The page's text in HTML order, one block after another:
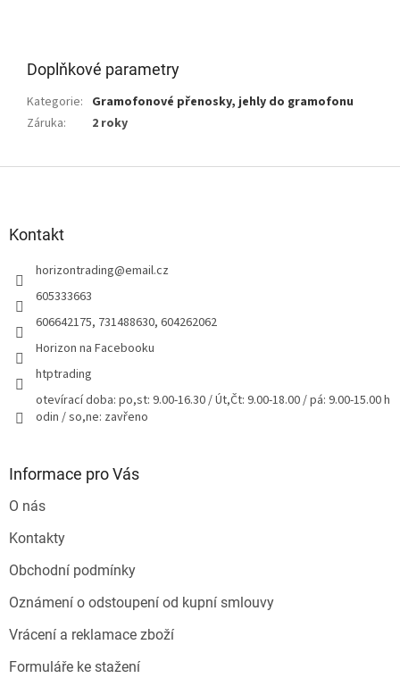
Doplňkové parametry
Kategorie: Gramofonové přenosky, jehly do gramofonu
Záruka: 2 roky
Kontakt
horizontrading@email.cz
605333663
606642175, 731488630, 604262062
Horizon na Facebooku
htptrading
otevírací doba: po,st: 9.00-16.30 / Út,Čt: 9.00-18.00 / pá: 9.00-15.00 h
odin / so,ne: zavřeno
Informace pro Vás
O nás
Kontakty
Obchodní podmínky
Oznámení o odstoupení od kupní smlouvy
Vrácení a reklamace zboží
Formuláře ke stažení